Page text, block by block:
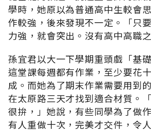
學時，她原以為普通高中生較會
作較強，後來發現不一定。「只
力強，就會突出。沒有高中高職之
孫宜君以大一下學期重頭戲「基
這堂課每週都有作業，至少要花
成。而她為了期末作業需要用到
在太原路三天才找到適合材質。
很拚，」她說，有些同學為了做
有人重做十次，完美才交件，令